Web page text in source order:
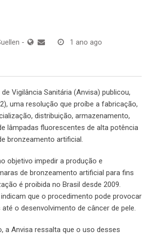
- 1 ano ago
Vigilância Sanitária (Anvisa) publicou,
uma resolução que proíbe a fabricação,
distribuição, armazenamento,
lâmpadas fluorescentes de alta potência
bronzeamento artificial.
objetivo impedir a produção e
de bronzeamento artificial para fins
é proibida no Brasil desde 2009.
que o procedimento pode provocar
o desenvolvimento de câncer de pele.
a Anvisa ressalta que o uso desses